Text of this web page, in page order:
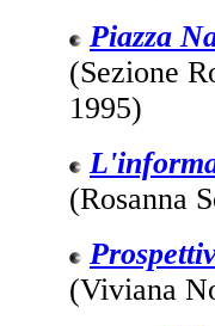
Piazza
(Sezione
1995)
(Rosanna
(Viviana